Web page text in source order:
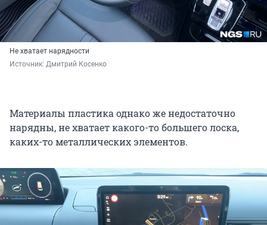
Не хватает нарядности
Источник: Дмитрий Косенко
Материалы пластика однако же недостаточно
нарядны, не хватает какого-то большего лоска,
каких-то металлических элементов.